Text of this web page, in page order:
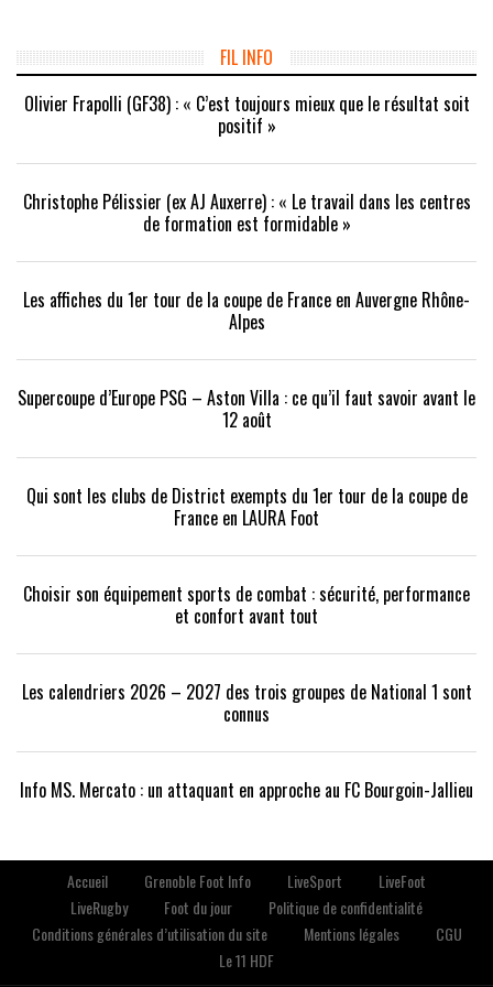
fenêtre)fenêtre)nouvelle
fenêtre)
FIL INFO
Olivier Frapolli (GF38) : « C’est toujours mieux que le résultat soit
positif »
Christophe Pélissier (ex AJ Auxerre) : « Le travail dans les centres
de formation est formidable »
Les affiches du 1er tour de la coupe de France en Auvergne Rhône-
Alpes
Supercoupe d’Europe PSG – Aston Villa : ce qu’il faut savoir avant le
12 août
Qui sont les clubs de District exempts du 1er tour de la coupe de
France en LAURA Foot
Choisir son équipement sports de combat : sécurité, performance
et confort avant tout
Les calendriers 2026 – 2027 des trois groupes de National 1 sont
connus
Info MS. Mercato : un attaquant en approche au FC Bourgoin-Jallieu
Accueil Grenoble Foot Info LiveSport
LiveFoot
LiveRugby
Foot du jour
Politique de confidentialité
Conditions générales d’utilisation du site
Mentions légales
CGU
Le 11 HDF